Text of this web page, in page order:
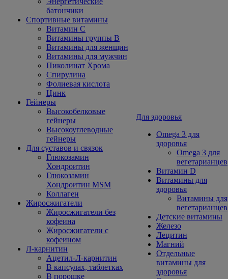
батончики
Спортивные витамины
Витамин С
Витамины группы В
Витамины для женщин
Витамины для мужчин
Пиколинат Хрома
Спирулина
Фолиевая кислота
Цинк
Гейнеры
Высокобелковые
гейнеры
Высокоуглеводные
гейнеры
Для суставов и связок
Глюкозамин
Хондроитин
Глюкозамин
Хондроитин MSM
Коллаген
Жиросжигатели
Жиросжигатели без
кофеина
Жиросжигатели с
кофеином
Л-карнитин
Ацетил-Л-карнитин
В капсулах, таблетках
В порошке
Для здоровья
Omega 3 для
здоровья
Omega 3 для
вегетарианцев
Витамин D
Витамины для
здоровья
Витамины для
вегетарианцев
Детские витамины
Железо
Лецитин
Магний
Отдельные
витамины для
здоровья